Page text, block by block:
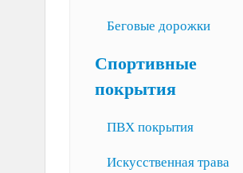
Беговые дорожки
Спортивные
покрытия
ПВХ покрытия
Искусственная трава